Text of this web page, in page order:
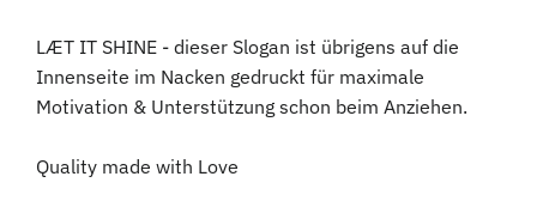
LÆT IT SHINE - dieser Slogan ist übrigens auf die
Innenseite im Nacken gedruckt für maximale
Motivation & Unterstützung schon beim Anziehen.
Quality made with Love